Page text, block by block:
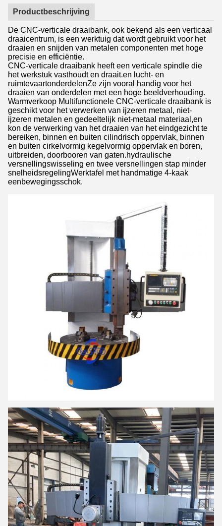
Productbeschrijving
De CNC-verticale draaibank, ook bekend als een verticaal
draaicentrum, is een werktuig dat wordt gebruikt voor het
draaien en snijden van metalen componenten met hoge
precisie en efficiëntie.
CNC-verticale draaibank heeft een verticale spindle die
het werkstuk vasthoudt en draait.en lucht- en
ruimtevaartonderdelenZe zijn vooral handig voor het
draaien van onderdelen met een hoge beeldverhouding.
Warmverkoop Multifunctionele CNC-verticale draaibank is
geschikt voor het verwerken van ijzeren metaal, niet-
ijzeren metalen en gedeeltelijk niet-metaal materiaal,en
kon de verwerking van het draaien van het eindgezicht te
bereiken, binnen en buiten cilindrisch oppervlak, binnen
en buiten cirkelvormig kegelvormig oppervlak en boren,
uitbreiden, doorbooren van gaten.hydraulische
versnellingswisseling en twee versnellingen stap minder
snelheidsregelingWerktafel met handmatige 4-kaak
eenbewegingsschok.